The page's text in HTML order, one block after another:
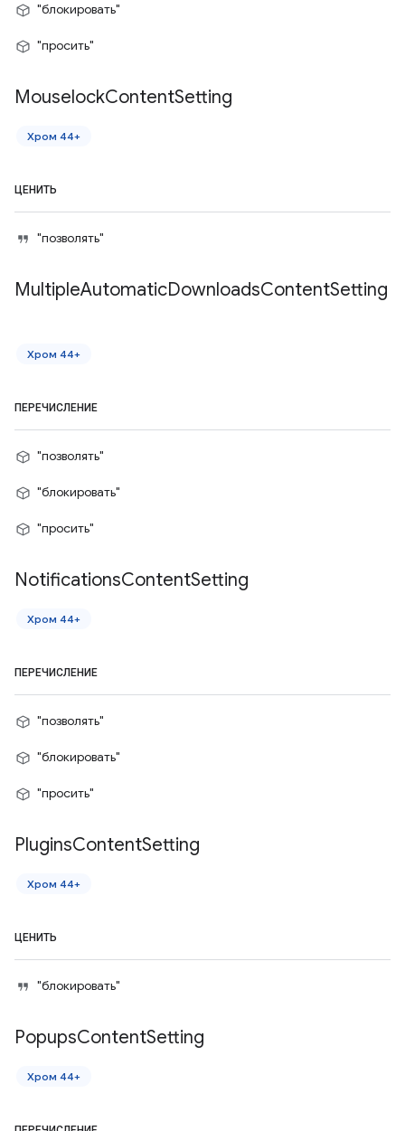
"блокировать"
"просить"
MouselockContentSetting
Хром 44+
ЦЕНИТЬ
"позволять"
MultipleAutomaticDownloadsContentSetting
Хром 44+
ПЕРЕЧИСЛЕНИЕ
"позволять"
"блокировать"
"просить"
NotificationsContentSetting
Хром 44+
ПЕРЕЧИСЛЕНИЕ
"позволять"
"блокировать"
"просить"
PluginsContentSetting
Хром 44+
ЦЕНИТЬ
"блокировать"
PopupsContentSetting
Хром 44+